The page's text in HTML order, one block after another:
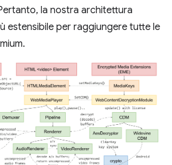
la nostra architettura
estensibile per raggiungere tutte le